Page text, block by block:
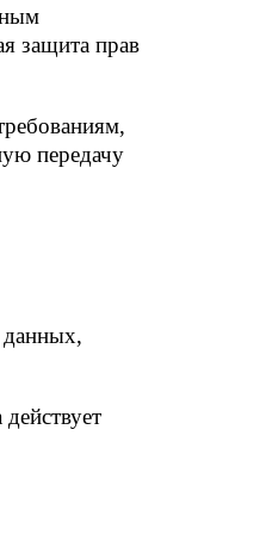
защита прав
передачу
данных,